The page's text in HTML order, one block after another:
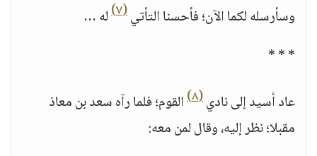
وسأرسله لكما الآن؛ فأحسنا التأتي(٧)
له …
* * *
عاد أسيد إلى نادي(٨)
القوم؛ فلما رآه سعد بن معاذ
مقبلا؛ نظر إليه، وقال لمن معه: